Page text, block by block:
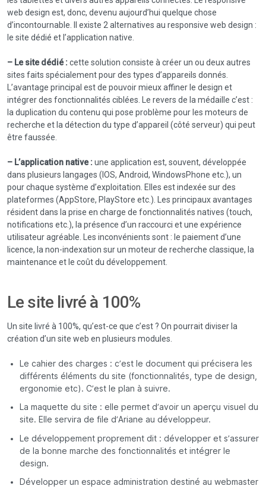
web design est, donc, devenu aujourd’hui quelque chose
d’incontournable. Il existe 2 alternatives au responsive web design :
le site dédié et l’application native.
– Le site dédié :cette solution consiste à créer un ou deux autres
sites faits spécialement pour des types d’appareils donnés.
L’avantage principal est de pouvoir mieux affiner le design et
intégrer des fonctionnalités ciblées. Le revers de la médaille c’est :
la duplication du contenu qui pose problème pour les moteurs de
recherche et la détection du type d’appareil (côté serveur) qui peut
être faussée.
– L’application native :une application est, souvent, développée
dans plusieurs langages (IOS, Android, WindowsPhone etc.), un
pour chaque système d’exploitation. Elles est indexée sur des
plateformes (AppStore, PlayStore etc.). Les principaux avantages
résident dans la prise en charge de fonctionnalités natives (touch,
notifications etc.), la présence d’un raccourci et une expérience
utilisateur agréable. Les inconvénients sont : le paiement d’une
licence, la non-indexation sur un moteur de recherche classique, la
maintenance et le coût du développement.
Le site livré à 100%
Un site livré à 100%, qu’est-ce que c’est ? On pourrait diviser la
création d’un site web en plusieurs modules.
Le cahier des charges : c’est le document qui précisera les
différents éléments du site (fonctionnalités, type de design,
ergonomie etc). C’est le plan à suivre.
La maquette du site : elle permet d’avoir un aperçu visuel du
site. Elle servira de file d’Ariane au développeur.
Le développement proprement dit : développer et s’assurer
de la bonne marche des fonctionnalités et intégrer le
design.
Développer un espace administration destiné au webmaster